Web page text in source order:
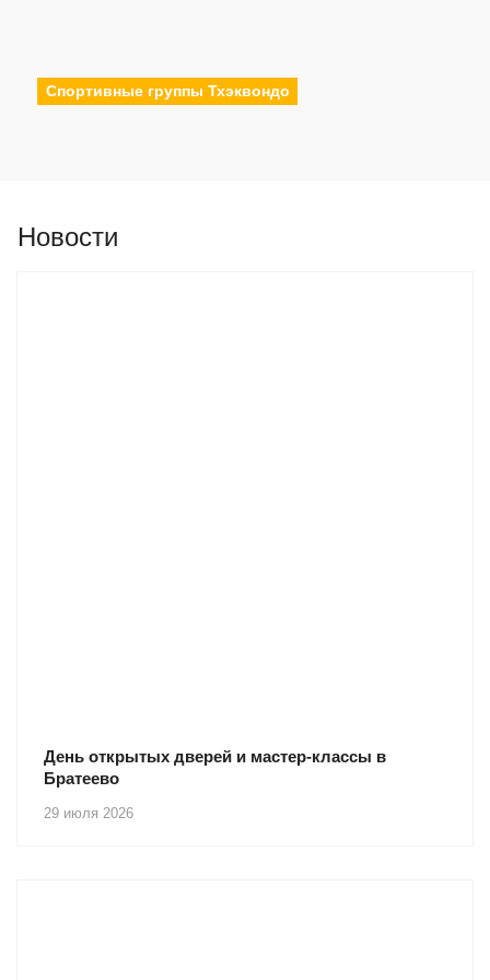
Спортивные группы Тхэквондо
Новости
29 июля 2026
День открытых дверей и мастер-классы в
Братеево